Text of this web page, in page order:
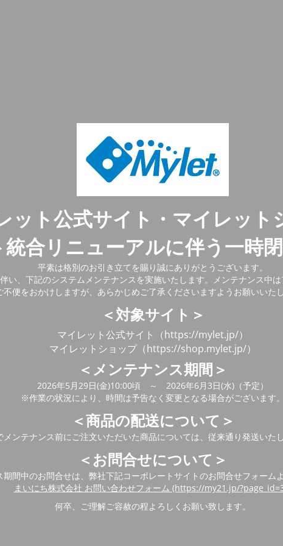
ット公式サイト・マイレット
統合リニューアルに伴う一時
平素は格別のお引き立てを賜り誠にありがとうございます。
い、下記のシステムメンテナンスを実施いたします。メンテナンス中は
不便をおかけしますが、あらかじめご了承くださいますようお願いいたし
＜対象サイト＞
マイレット公式サイト（https://mylet.jp/）
マイレットショップ（https://shop.mylet.jp/）
＜メンテナンス期間＞
2026年5月29日(金)10:00頃 ～ 2026年6月3日(水)（予定）
※作業の状況により、時間は予告なく変更となる場合がございます。
＜商品の配送について＞
ンテナンス前にご注文いただいた商品については、従来通り発送いた
＜お問合せについて＞
期間中のお問合せは、弊社下記コーポレートサイトのお問合せフォーム
まいにち株式会社 お問い合わせフォーム (https://my21.jp/
何卒、ご理解ご容赦の程よろしくお願い致します。